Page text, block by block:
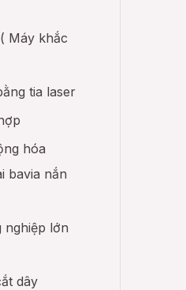
Máy khắc
tia laser
hóa
bavia nắn
nghiệp lớn
dây